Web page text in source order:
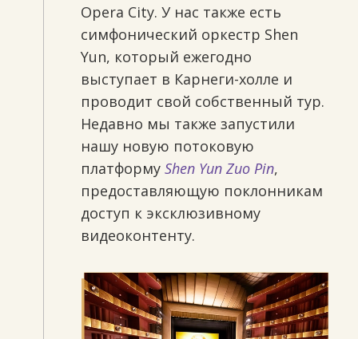
Opera City. У нас также есть
симфонический оркестр Shen
Yun, который ежегодно
выступает в Карнеги-холле и
проводит свой собственный тур.
Недавно мы также запустили
нашу новую потоковую
платформуShen Yun Zuo Pin,
предоставляющую поклонникам
доступ к эксклюзивному
видеоконтенту.